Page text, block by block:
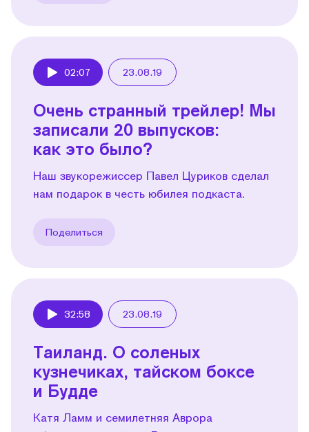
02:07 23.08.19
Очень странный трейлер! Мы
записали 20 выпусков:
как это было?
Наш звукорежиссер Павел Цуриков сделал
нам подарок в честь юбилея подкаста.
Поделиться
32:58 23.08.19
Таиланд. О соленых
кузнечиках, тайском боксе
и Будде
Катя Ламм и семилетняя Аврора